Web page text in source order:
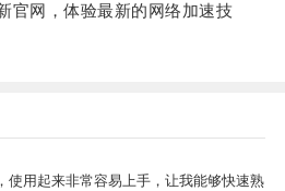
网，体验最新的网络加速技
使用起来非常容易上手，让我能够快速熟